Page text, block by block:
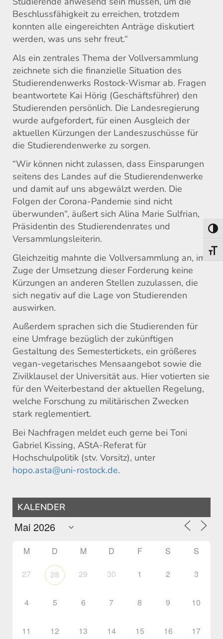
Beschlussfähigkeit zu erreichen, trotzdem
konnten alle eingereichten Anträge diskutiert
werden, was uns sehr freut.“
Als ein zentrales Thema der Vollversammlung
zeichnete sich die finanzielle Situation des
Studierendenwerks Rostock-Wismar ab. Fragen
beantwortete Kai Hörig (Geschäftsführer) den
Studierenden persönlich. Die Landesregierung
wurde aufgefordert, für einen Ausgleich der
aktuellen Kürzungen der Landeszuschüsse für
die Studierendenwerke zu sorgen.
“Wir können nicht zulassen, dass Einsparungen
seitens des Landes auf die Studierendenwerke
und damit auf uns abgewälzt werden. Die
Folgen der Corona-Pandemie sind nicht
überwunden“, äußert sich Alina Marie Sulfrian,
Präsidentin des Studierendenrates und
Versammlungsleiterin.
Gleichzeitig mahnte die Vollversammlung an, im
Zuge der Umsetzung dieser Forderung keine
Kürzungen an anderen Stellen zuzulassen, die
sich negativ auf die Lage von Studierenden
auswirken.
Außerdem sprachen sich die Studierenden für
eine Umfrage bezüglich der zukünftigen
Gestaltung des Semestertickets, ein größeres
vegan-vegetarisches Mensaangebot sowie die
Zivilklausel der Universität aus. Hier votierten sie
für den Weiterbestand der aktuellen Regelung,
welche Forschung zu militärischen Zwecken
stark reglementiert.
Bei Nachfragen meldet euch gerne bei Toni
Gabriel Kissing, AStA-Referat für
Hochschulpolitik (stv. Vorsitz), unter
hopo.asta@uni-rostock.de.
KALENDER
M D M D F S S
27 28 29 30 1 2 3
4 5 6 7 8 9 10
11 12 13 14 15 16 17